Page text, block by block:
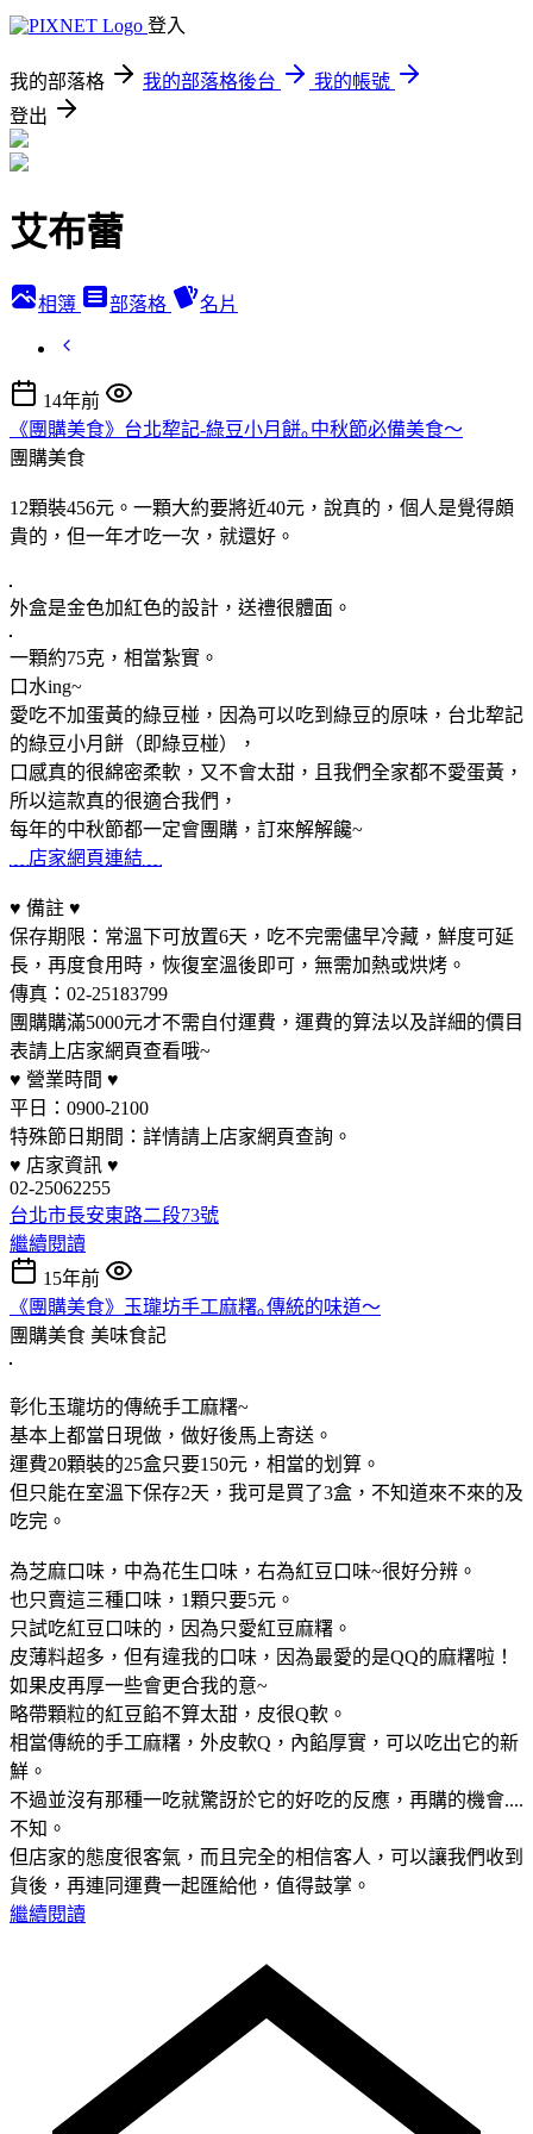
登入
我的部落格 我的部落格後台
我的帳號
登出
艾布蕾
相簿 部落格 名片
14年前
《團購美食》台北犂記-綠豆小月餅｡中秋節必備美食～
團購美食
12顆裝456元。一顆大約要將近40元，說真的，個人是覺得頗
貴的，但一年才吃一次，就還好。
外盒是金色加紅色的設計，送禮很體面。
一顆約75克，相當紮實。
口水ing~
愛吃不加蛋黃的綠豆椪，因為可以吃到綠豆的原味，台北犂記
的綠豆小月餅（即綠豆椪），
口感真的很綿密柔軟，又不會太甜，且我們全家都不愛蛋黃，
所以這款真的很適合我們，
每年的中秋節都一定會團購，訂來解解饞~
﹏店家網頁連結﹏
♥ 備註 ♥
保存期限：常溫下可放置6天，吃不完需儘早冷藏，鮮度可延
長，再度食用時，恢復室溫後即可，無需加熱或烘烤。
傳真：02-25183799
團購購滿5000元才不需自付運費，運費的算法以及詳細的價目
表請上店家網頁查看哦~
♥ 營業時間 ♥
平日：0900-2100
特殊節日期間：詳情請上店家網頁查詢。
♥ 店家資訊 ♥
02-25062255
台北市長安東路二段73號
繼續閱讀
15年前
《團購美食》玉瓏坊手工麻糬｡傳統的味道～
團購美食 美味食記
彰化玉瓏坊的傳統手工麻糬~
基本上都當日現做，做好後馬上寄送。
運費20顆裝的25盒只要150元，相當的划算。
但只能在室溫下保存2天，我可是買了3盒，不知道來不來的及
吃完。
為芝麻口味，中為花生口味，右為紅豆口味~很好分辨。
也只賣這三種口味，1顆只要5元。
只試吃紅豆口味的，因為只愛紅豆麻糬。
皮薄料超多，但有違我的口味，因為最愛的是QQ的麻糬啦！
如果皮再厚一些會更合我的意~
略帶顆粒的紅豆餡不算太甜，皮很Q軟。
相當傳統的手工麻糬，外皮軟Q，內餡厚實，可以吃出它的新
鮮。
不過並沒有那種一吃就驚訝於它的好吃的反應，再購的機會....
不知。
但店家的態度很客氣，而且完全的相信客人，可以讓我們收到
貨後，再連同運費一起匯給他，值得鼓掌。
繼續閱讀